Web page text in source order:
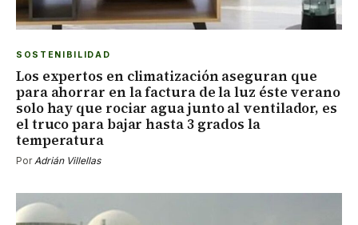
SOSTENIBILIDAD
Los expertos en climatización aseguran que
para ahorrar en la factura de la luz éste verano
solo hay que rociar agua junto al ventilador, es
el truco para bajar hasta 3 grados la
temperatura
Por Adrián Villellas